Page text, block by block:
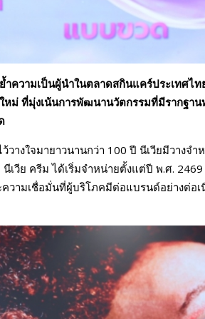
ความเป็นผู้นำในตลาดสกินแคร์ประเทศไท
หม่ ที่มุ่งเน้นการพัฒนานวัตกรรมที่มีรากฐา
งใจมายาวนานกว่า 100 ปี นีเวียมีวางจำ
เวีย ครีม ได้เริ่มจำหน่ายตั้งแต่ปี พ.ศ.
ามเชื่อมั่นที่ผู้บริโภคมีต่อแบรนด์อย่างต่อเ